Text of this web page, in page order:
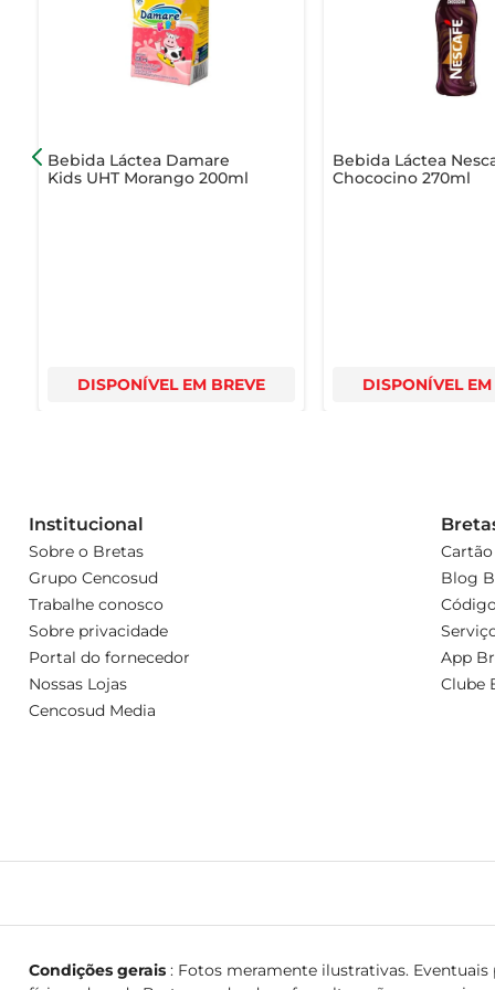
A Bebida Láctea UHT Parmalat Whey é a escolha
Bebida Láctea Damare
Kids UHT Morango 200ml
DISPONÍVEL EM BREVE
Bebida Láctea
Chococino 270ml
DISPONÍVEL EM
Institucional
Sobre o Bretas
Grupo Cencosud
Trabalhe conosco
Sobre privacidade
Portal do fornecedor
Nossas Lojas
Cencosud Media
Blog
App
Clube
Condições gerais: Fotos meramente ilustrativas. Eventuais